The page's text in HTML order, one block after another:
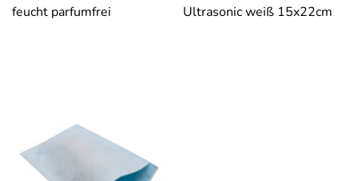
feucht parfumfrei
Ultrasonic weiß 15x22cm